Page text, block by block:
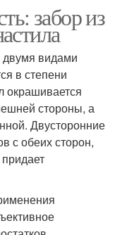
забор из
видами
в степени
окрашивается
стороны, а
Двусторонние
с обеих сторон,